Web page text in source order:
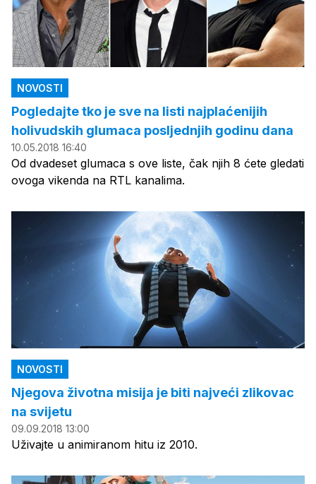
NOVOSTI
Pogledajte tko je sve na listi najplaćenijih
holivudskih glumaca posljednjih godinu dana
10.05.2018 16:40
Od dvadeset glumaca s ove liste, čak njih 8 ćete gledati
ovoga vikenda na RTL kanalima.
NOVOSTI
Njegova životna misija je biti najveći zlikovac
na svijetu
09.09.2018 13:00
Uživajte u animiranom hitu iz 2010.